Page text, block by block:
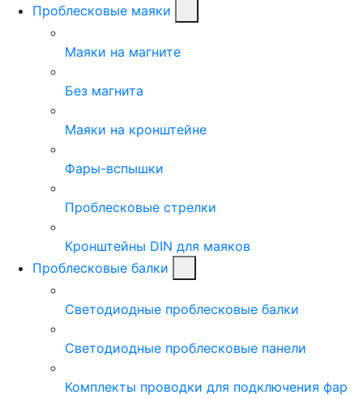
Проблесковые маяки
Маяки на магните
Без магнита
Маяки на кронштейне
Фары-вспышки
Проблесковые стрелки
Кронштейны DIN для маяков
Проблесковые балки
Светодиодные проблесковые балки
Светодиодные проблесковые панели
Комплекты проводки для подключения фар